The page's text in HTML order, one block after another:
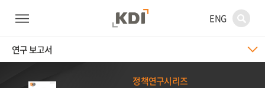
ENG
연구 보고서
정책연구시리즈